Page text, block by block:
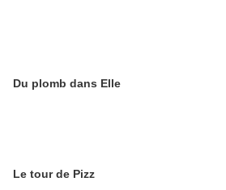
Du plomb dans Elle
Le tour de Pizz